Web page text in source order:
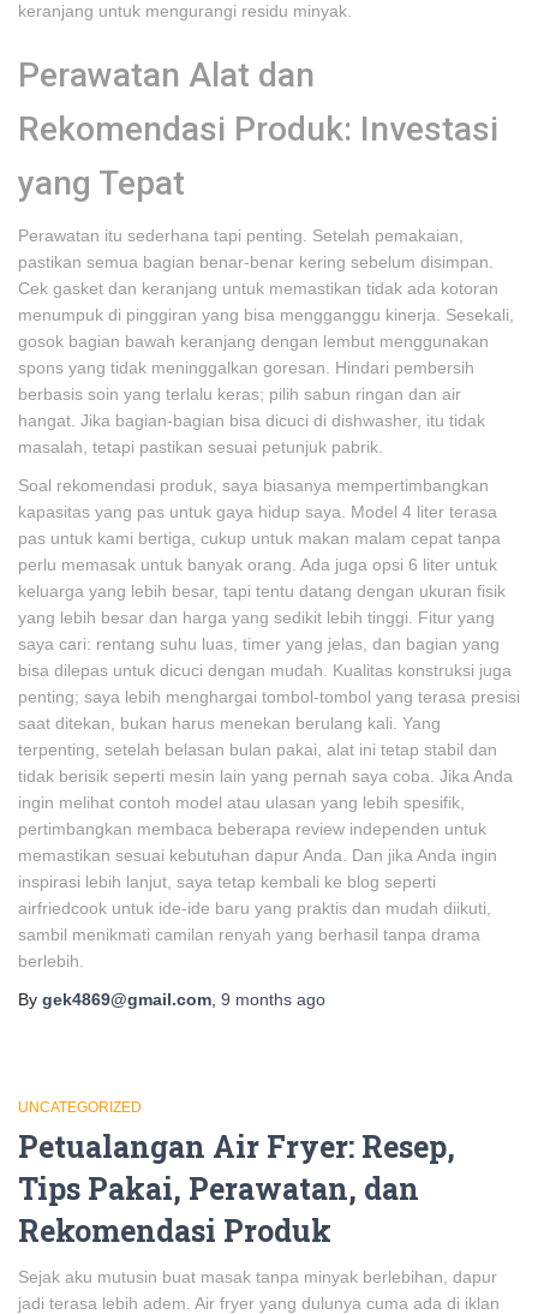
keranjang untuk mengurangi residu minyak.
Perawatan Alat dan
Rekomendasi Produk: Investasi
yang Tepat
Perawatan itu sederhana tapi penting. Setelah pemakaian,
pastikan semua bagian benar-benar kering sebelum disimpan.
Cek gasket dan keranjang untuk memastikan tidak ada kotoran
menumpuk di pinggiran yang bisa mengganggu kinerja. Sesekali,
gosok bagian bawah keranjang dengan lembut menggunakan
spons yang tidak meninggalkan goresan. Hindari pembersih
berbasis soin yang terlalu keras; pilih sabun ringan dan air
hangat. Jika bagian-bagian bisa dicuci di dishwasher, itu tidak
masalah, tetapi pastikan sesuai petunjuk pabrik.
Soal rekomendasi produk, saya biasanya mempertimbangkan
kapasitas yang pas untuk gaya hidup saya. Model 4 liter terasa
pas untuk kami bertiga, cukup untuk makan malam cepat tanpa
perlu memasak untuk banyak orang. Ada juga opsi 6 liter untuk
keluarga yang lebih besar, tapi tentu datang dengan ukuran fisik
yang lebih besar dan harga yang sedikit lebih tinggi. Fitur yang
saya cari: rentang suhu luas, timer yang jelas, dan bagian yang
bisa dilepas untuk dicuci dengan mudah. Kualitas konstruksi juga
penting; saya lebih menghargai tombol-tombol yang terasa presisi
saat ditekan, bukan harus menekan berulang kali. Yang
terpenting, setelah belasan bulan pakai, alat ini tetap stabil dan
tidak berisik seperti mesin lain yang pernah saya coba. Jika Anda
ingin melihat contoh model atau ulasan yang lebih spesifik,
pertimbangkan membaca beberapa review independen untuk
memastikan sesuai kebutuhan dapur Anda. Dan jika Anda ingin
inspirasi lebih lanjut, saya tetap kembali ke blog seperti
airfriedcook untuk ide-ide baru yang praktis dan mudah diikuti,
sambil menikmati camilan renyah yang berhasil tanpa drama
berlebih.
By gek4869@gmail.com 9 months ago
UNCATEGORIZED
Petualangan Air Fryer: Resep,
Tips Pakai, Perawatan, dan
Rekomendasi Produk
Sejak aku mutusin buat masak tanpa minyak berlebihan, dapur
jadi terasa lebih adem. Air fryer yang dulunya cuma ada di iklan